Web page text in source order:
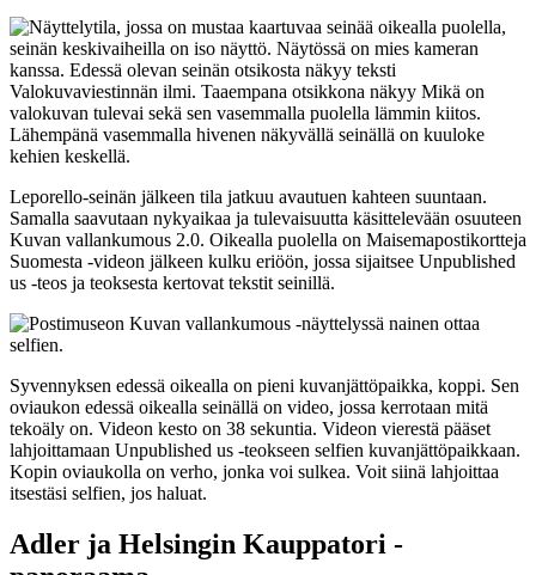
Leporello-seinän jälkeen tila jatkuu avautuen kahteen suuntaan.
Samalla saavutaan nykyaikaa ja tulevaisuutta käsittelevään osuuteen
Kuvan vallankumous 2.0. Oikealla puolella on Maisemapostikortteja
Suomesta -videon jälkeen kulku eriöön, jossa sijaitsee Unpublished
us -teos ja teoksesta kertovat tekstit seinillä.
Syvennyksen edessä oikealla on pieni kuvanjättöpaikka, koppi. Sen
oviaukon edessä oikealla seinällä on video, jossa kerrotaan mitä
tekoäly on. Videon kesto on 38 sekuntia. Videon vierestä pääset
lahjoittamaan Unpublished us -teokseen selfien kuvanjättöpaikkaan.
Kopin oviaukolla on verho, jonka voi sulkea. Voit siinä lahjoittaa
itsestäsi selfien, jos haluat.
Adler ja Helsingin Kauppatori -